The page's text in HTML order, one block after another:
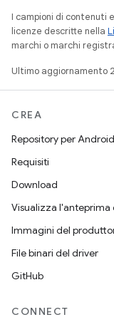
I campioni di contenuti
licenze descritte nella
marchi o marchi
Ultimo aggiornamento
CREA
Repository per Android
Requisiti
Download
Visualizza
Immagini del
File binari del driver
GitHub
CONNECT